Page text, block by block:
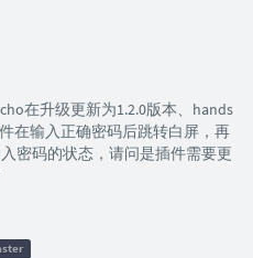
在升级更新为1.2.0版本、hands
在输入正确密码后跳转白屏，再
密码的状态，请问是插件需要更